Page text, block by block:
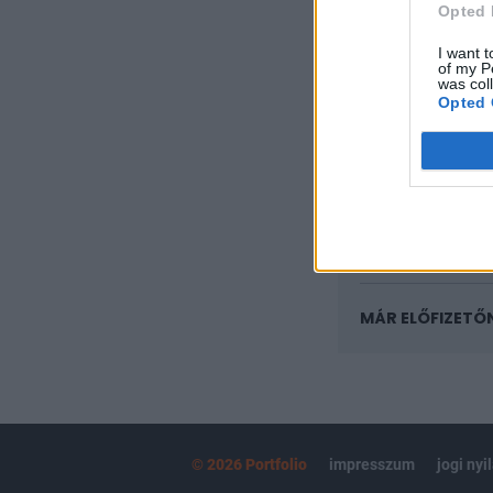
Opted
I want
of my
was
Opted
regisztrációhoz
Az előfizetés a
kötéslistái
MÁR
© 2026 Portfolio impresszum jogi